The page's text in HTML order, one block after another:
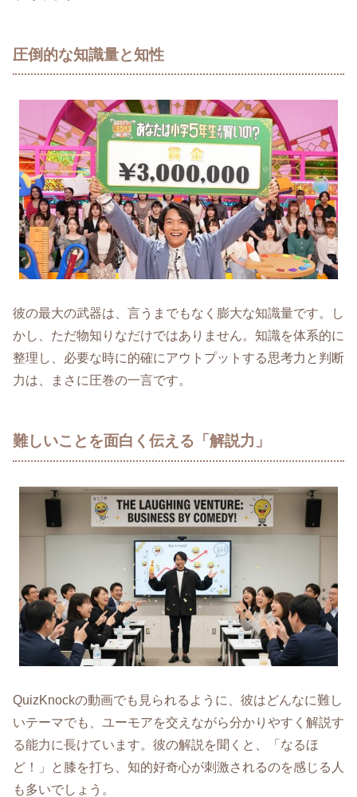
圧倒的な知識量と知性
彼の最大の武器は、言うまでもなく膨大な知識量です。し
かし、ただ物知りなだけではありません。知識を体系的に
整理し、必要な時に的確にアウトプットする思考力と判断
力は、まさに圧巻の一言です。
難しいことを面白く伝える「解説力」
QuizKnockの動画でも見られるように、彼はどんなに難し
いテーマでも、ユーモアを交えながら分かりやすく解説す
る能力に長けています。彼の解説を聞くと、「なるほ
ど！」と膝を打ち、知的好奇心が刺激されるのを感じる人
も多いでしょう。